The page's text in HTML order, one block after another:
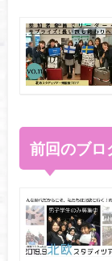
前回のブロ